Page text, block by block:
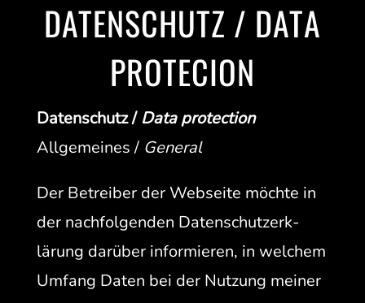
DATENSCHUTZ / DATA
PROTECION
Daten­schutz / Data pro­tec­tion
All­ge­meines / Gen­er­al
Der Betreiber der Web­seite möchte in
der nach­fol­gen­den Daten­schutzerk­
lärung darüber informieren, in welchem
Umfang Dat­en bei der Nutzung mein­er